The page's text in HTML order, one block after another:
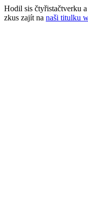
Hodil sis čtyřistačtverku
zkus zajít na naši titulku